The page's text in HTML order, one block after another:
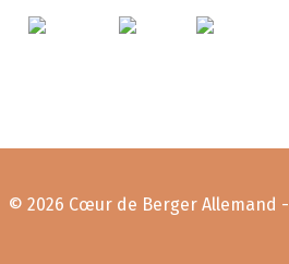
© 2026 Cœur de Berger Allemand -